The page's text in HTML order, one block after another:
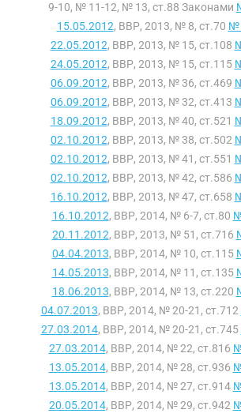
9-10, № 11-12, № 13, ст.88 Законами
15.05.2012, ВВР, 2013, № 8, ст.70 №
22.05.2012, ВВР, 2013, № 15, ст.108
24.05.2012, ВВР, 2013, № 15, ст.115
06.09.2012, ВВР, 2013, № 36, ст.469
06.09.2012, ВВР, 2013, № 32, ст.413
18.09.2012, ВВР, 2013, № 40, ст.521
02.10.2012, ВВР, 2013, № 38, ст.502
02.10.2012, ВВР, 2013, № 41, ст.551
02.10.2012, ВВР, 2013, № 42, ст.586
16.10.2012, ВВР, 2013, № 47, ст.658
16.10.2012, ВВР, 2014, № 6-7, ст.80
20.11.2012, ВВР, 2013, № 51, ст.716
04.04.2013, ВВР, 2014, № 10, ст.115
14.05.2013, ВВР, 2014, № 11, ст.135
18.06.2013, ВВР, 2014, № 13, ст.220
04.07.2013, ВВР, 2014, № 20-21, ст.712
27.03.2014, ВВР, 2014, № 20-21, ст.745
27.03.2014, ВВР, 2014, № 22, ст.816
13.05.2014, ВВР, 2014, № 28, ст.936
13.05.2014, ВВР, 2014, № 27, ст.914
20.05.2014, ВВР, 2014, № 29, ст.942